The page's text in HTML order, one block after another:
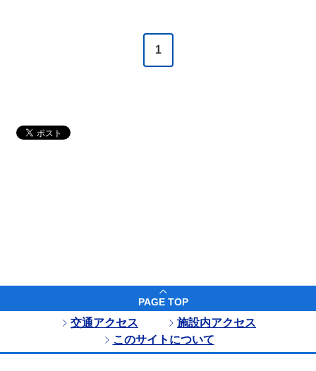
1
PAGE TOP
交通アクセス
施設内アクセス
このサイトについて